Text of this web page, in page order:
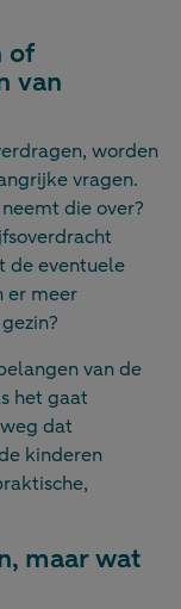
of
van
worden
vragen.
die over?
de eventuele
er meer
van de
het gaat
dat
kinderen
maar wat